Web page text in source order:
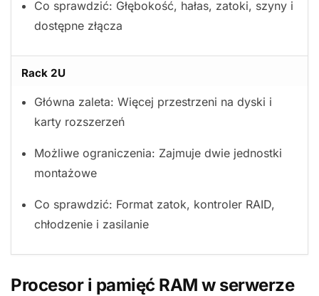
Co sprawdzić: Głębokość, hałas, zatoki, szyny i
dostępne złącza
Rack 2U
Główna zaleta: Więcej przestrzeni na dyski i
karty rozszerzeń
Możliwe ograniczenia: Zajmuje dwie jednostki
montażowe
Co sprawdzić: Format zatok, kontroler RAID,
chłodzenie i zasilanie
Procesor i pamięć RAM w serwerze